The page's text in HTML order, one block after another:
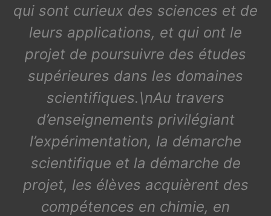
qui sont curieux des sciences et de
leurs applications, et qui ont le
projet de poursuivre des études
supérieures dans les domaines
scientifiques.\nAu travers
d’enseignements privilégiant
l’expérimentation, la démarche
scientifique et la démarche de
projet, les élèves acquièrent des
compétences en chimie, en